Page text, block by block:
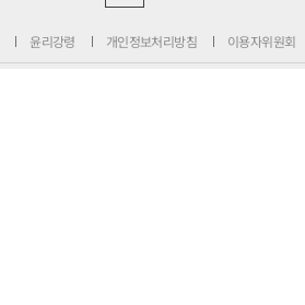
윤리강령 개인정보처리방침 이용자위원회